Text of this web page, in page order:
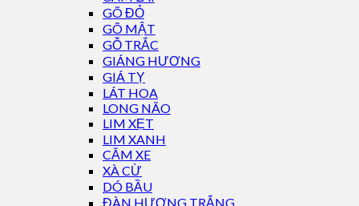
GÕ ĐỎ
GÕ MẬT
GỖ TRẮC
GIÁNG HƯƠNG
GIÁ TỴ
LÁT HOA
LONG NÃO
LIM XẸT
LIM XANH
CĂM XE
XÀ CỪ
DÓ BẦU
ĐÀN HƯƠNG TRẮNG